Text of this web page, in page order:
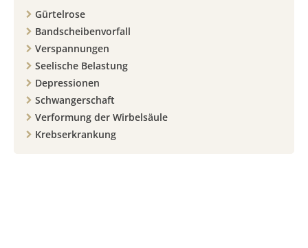
Gürtelrose
Bandscheibenvorfall
Verspannungen
Seelische Belastung
Depressionen
Schwangerschaft
Verformung der Wirbelsäule
Krebserkrankung